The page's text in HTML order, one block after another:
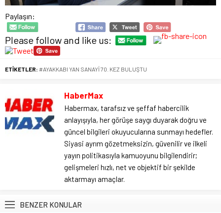
Paylaşın:
Please follow and like us:
ETİKETLER: #AYAKKABI YAN SANAYİ 70. KEZ BULUŞTU
HaberMax
Habermax, tarafsız ve şeffaf habercilik
anlayışıyla, her görüşe saygı duyarak doğru ve
güncel bilgileri okuyucularına sunmayı hedefler.
Siyasi ayrım gözetmeksizin, güvenilir ve ilkeli
yayın politikasıyla kamuoyunu bilgilendirir;
gelişmeleri hızlı, net ve objektif bir şekilde
aktarmayı amaçlar.
BENZER KONULAR